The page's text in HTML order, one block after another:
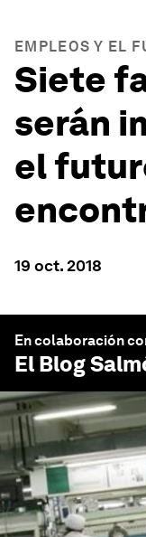
EMPLEOS Y EL
Siete
serán
el
19 oct. 2018
En colaboración
El Blog